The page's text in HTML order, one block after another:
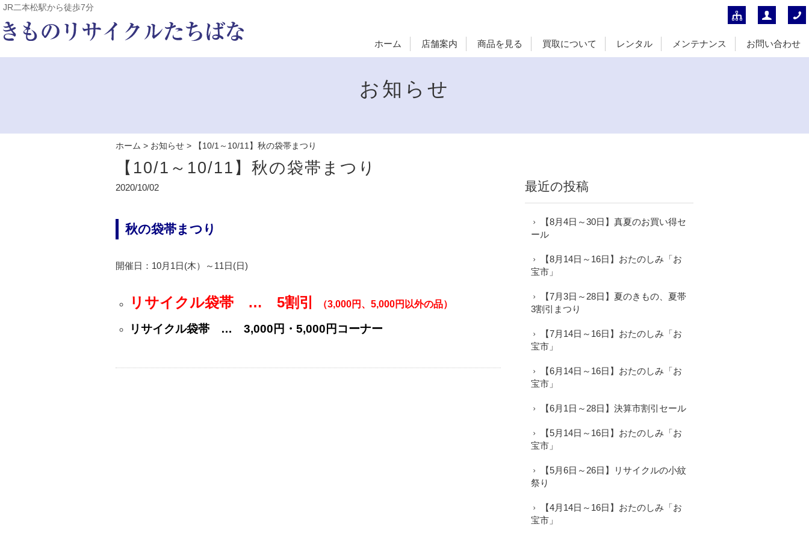
JR二本松駅から徒歩7分
ホーム 店舗案内 商品を見る 買取について レンタル メンテナンス お問い合わせ
お知らせ
ホーム > お知らせ > 【10/1～10/11】秋の袋帯まつり
【10/1～10/11】秋の袋帯まつり
2020/10/02
秋の袋帯まつり
開催日：10月1日(木）～11日(日)
リサイクル袋帯 … 5割引 （3,000円、5,000円以外の品）
リサイクル袋帯 … 3,000円・5,000円コーナー
最近の投稿
【8月4日～30日】真夏のお買い得セ
ール
【8月14日～16日】おたのしみ「お
宝市」
【7月3日～28日】夏のきもの、夏帯
3割引まつり
【7月14日～16日】おたのしみ「お
宝市」
【6月14日～16日】おたのしみ「お
宝市」
【6月1日～28日】決算市割引セール
【5月14日～16日】おたのしみ「お
宝市」
【5月6日～26日】リサイクルの小紋
祭り
【4月14日～16日】おたのしみ「お
宝市」